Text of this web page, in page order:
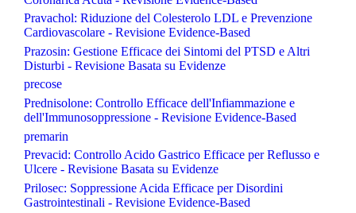
Pravachol: Riduzione del Colesterolo LDL e Prevenzione
Cardiovascolare - Revisione Evidence-Based
Prazosin: Gestione Efficace dei Sintomi del PTSD e Altri
Disturbi - Revisione Basata su Evidenze
precose
Prednisolone: Controllo Efficace dell'Infiammazione e
dell'Immunosoppressione - Revisione Evidence-Based
premarin
Prevacid: Controllo Acido Gastrico Efficace per Reflusso e
Ulcere - Revisione Basata su Evidenze
Prilosec: Soppressione Acida Efficace per Disordini
Gastrointestinali - Revisione Evidence-Based